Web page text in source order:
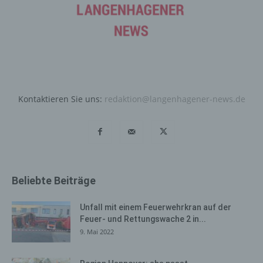
Kontaktieren Sie uns: redaktion@langenhagener-news.de
Beliebte Beiträge
Unfall mit einem Feuerwehrkran auf der
Feuer- und Rettungswache 2 in...
9. Mai 2022
wie bereits erwähnt, die Benutzer unserer Internetseite
wiederzuerkennen. Zweck dieser Wiedererkennung ist
es, den Nutzern die Verwendung unserer Internetseite
dem Computersystem des Benutzers abgelegten Cookie
eines Warenkorbes im Online-Shop. Der Online-Shop
durch unsere Internetseite jederzeit mittels einer
Internetbrowsers verhindern und damit der Setzung von
Cookies dauerhaft widersprechen. Ferner können
bereits gesetzte Cookies jederzeit über einen